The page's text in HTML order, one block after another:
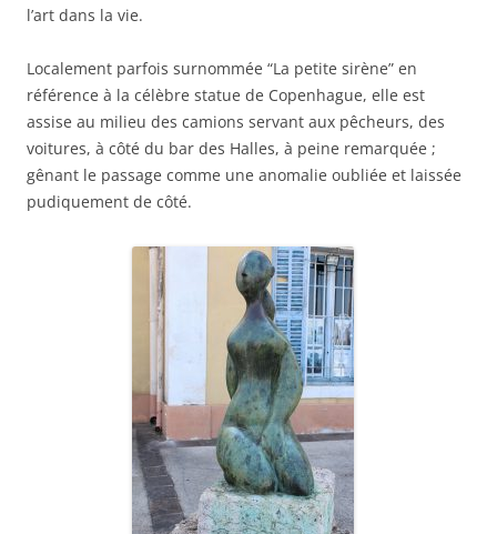
l’art dans la vie.
Localement parfois surnommée “La petite sirène” en
référence à la célèbre statue de Copenhague, elle est
assise au milieu des camions servant aux pêcheurs, des
voitures, à côté du bar des Halles, à peine remarquée ;
gênant le passage comme une anomalie oubliée et laissée
pudiquement de côté.